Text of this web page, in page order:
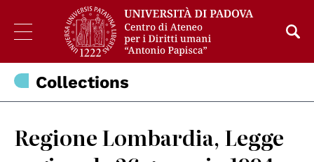
Collections
Regione Lombardia, Legge